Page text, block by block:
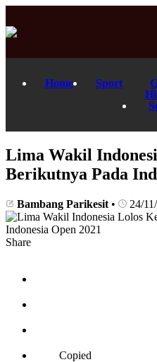
Home Sport
Lima Wakil
Berikutnya Pada
Bambang Parikesit • 24/
Share
Copied